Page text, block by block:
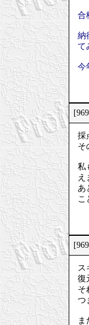
合
納
て
今
採
そ
私
え
あ
こ
ス
復
そ
つ
ま